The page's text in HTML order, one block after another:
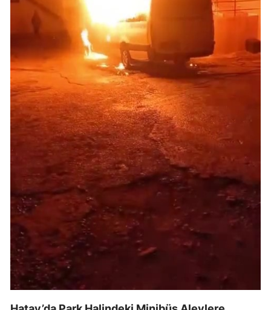
Kırşehir
Kocaeli
Konya
Kütahya
Manisa
Kahramanmaraş
Mardin
Nevşehir